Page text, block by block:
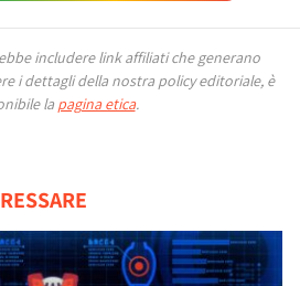
includere link affiliati che generano
i dettagli della nostra policy editoriale, è
la pagina etica.